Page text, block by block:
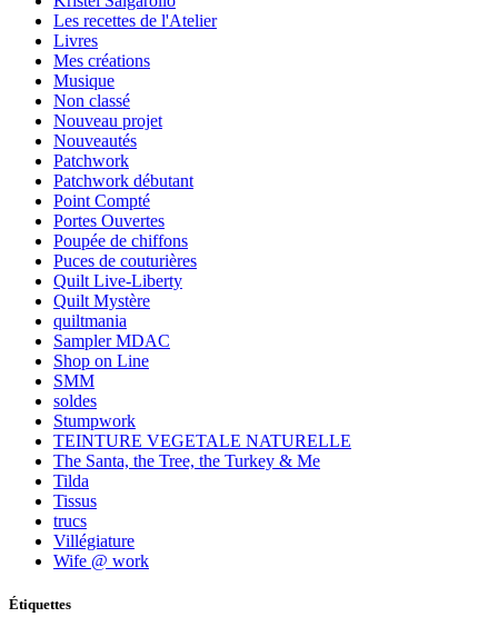
Les recettes de l'Atelier
Livres
Mes créations
Musique
Non classé
Nouveau projet
Nouveautés
Patchwork
Patchwork débutant
Point Compté
Portes Ouvertes
Poupée de chiffons
Puces de couturières
Quilt Live-Liberty
Quilt Mystère
quiltmania
Sampler MDAC
Shop on Line
SMM
soldes
Stumpwork
TEINTURE VEGETALE NATURELLE
The Santa, the Tree, the Turkey & Me
Tilda
Tissus
trucs
Villégiature
Wife @ work
Étiquettes